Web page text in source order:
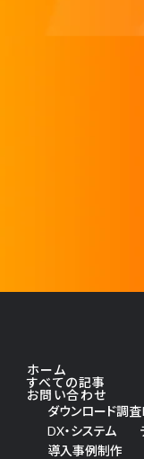
ホーム
すべての記事
お問い合わせ
ダウンロード調査
DX・システム
導入事例制作